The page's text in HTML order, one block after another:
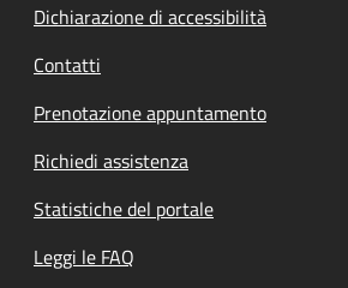
Dichiarazione di accessibilità
Contatti
Prenotazione appuntamento
Richiedi assistenza
Statistiche del portale
Leggi le FAQ